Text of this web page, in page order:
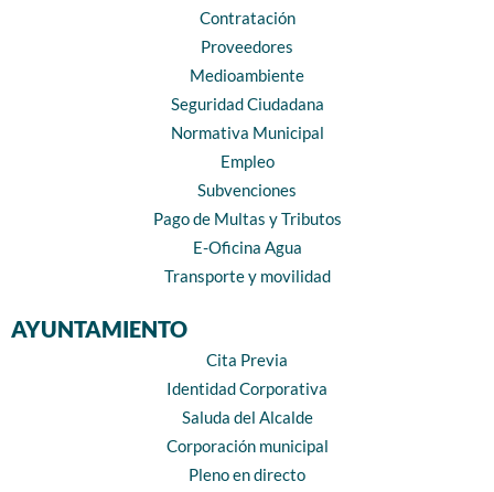
Contratación
Proveedores
Medioambiente
Seguridad Ciudadana
Normativa Municipal
Empleo
Subvenciones
Pago de Multas y Tributos
E-Oficina Agua
Transporte y movilidad
AYUNTAMIENTO
Cita Previa
Identidad Corporativa
Saluda del Alcalde
Corporación municipal
Pleno en directo